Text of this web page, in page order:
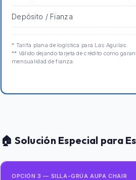
Depósito / Fianza
* Tarifa plana de logística para Las Aguilas.
** Válido dejando tarjeta de crédito como
mensualidad de fianza.
🏠 Solución Especial para
OPCIÓN 3 — SILLA-GRÚA AUPA CHAIR